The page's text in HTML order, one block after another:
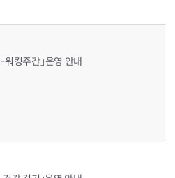
워킹주간」운영 안내